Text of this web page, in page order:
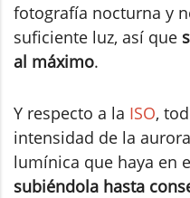
fotografía nocturna y
suficiente luz, así que
al máximo.
Y respecto a la ISO,
intensidad de la
lumínica que haya en
subiéndola hasta